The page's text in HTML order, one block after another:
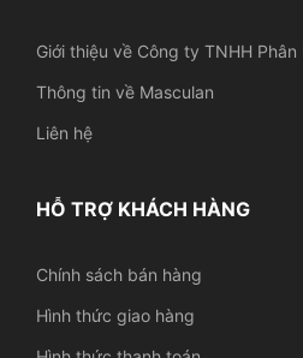
Giới thiệu về Công ty TNHH Phân
Thông tin về Masculan
Liên hệ
HỖ TRỢ KHÁCH HÀNG
Chính sách bán hàng
Hình thức giao hàng